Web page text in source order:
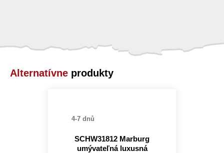
Alternatívne produkty
4-7 dnů
SCHW31812 Marburg
umývateľná luxusná